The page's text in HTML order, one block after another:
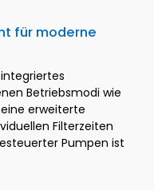
für moderne
integriertes
Betriebsmodi wie
erweiterte
Filterzeiten
Pumpen ist